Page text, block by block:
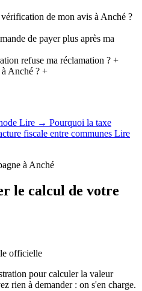
de mon avis à Anché ?
de payer plus après ma
refuse ma réclamation ?+
Anché ?+
Lire → Pourquoi la taxe
fiscale entre communes Lire
à Anché
le calcul de votre
officielle
pour calculer la valeur
rien à demander : on s'en charge.